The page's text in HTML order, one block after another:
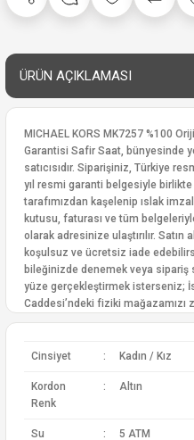
ÜRÜN AÇIKLAMASI
MICHAEL KORS MK7257 %100
Garantisi Safir Saat, bünyesinde
satıcısıdır. Siparişiniz, Türkiye
yıl resmi garanti belgesiyle
tarafımızdan kaşelenip ıslak
kutusu, faturası ve tüm
olarak adresinize ulaştırılır. Satın
koşulsuz ve ücretsiz iade
bileğinizde denemek veya sipariş
yüze gerçekleştirmek isterseniz;
Caddesi’ndeki fiziki mağazamızı
Cinsiyet : Kadın / Kız
Kordon
Renk
: Altın
Su
: 5 ATM